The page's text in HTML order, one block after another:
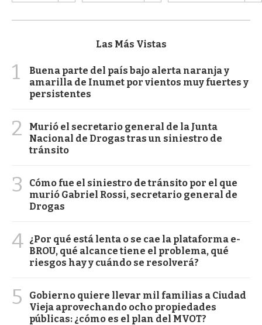
Las Más Vistas
1
Buena parte del país bajo alerta naranja y
amarilla de Inumet por vientos muy fuertes y
persistentes
2
Murió el secretario general de la Junta
Nacional de Drogas tras un siniestro de
tránsito
3
Cómo fue el siniestro de tránsito por el que
murió Gabriel Rossi, secretario general de
Drogas
4 ¿Por qué está lenta o se cae la plataforma e-
BROU, qué alcance tiene el problema, qué
riesgos hay y cuándo se resolverá?
5
Gobierno quiere llevar mil familias a Ciudad
Vieja aprovechando ocho propiedades
públicas: ¿cómo es el plan del MVOT?